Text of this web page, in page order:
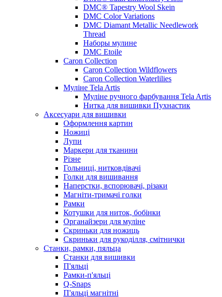
DMC® Tapestry Wool Skein
DMC Color Variations
DMC Diamant Metallic Needlework
Thread
Наборы мулине
DMC Etoile
Caron Collection
Caron Collection Wildflowers
Caron Collection Waterlilies
Муліне Tela Artis
Муліне ручного фарбування Tela Artis
Нитка для вишивки Пухнастик
Аксесуари для вишивки
Оформлення картин
Ножиці
Лупи
Маркери для тканини
Різне
Гольниці, нитковдівачі
Голки для вишивання
Наперстки, вспорювачі, різаки
Магніти-тримачі голки
Рамки
Котушки для ниток, бобінки
Органайзери для муліне
Скриньки для ножиць
Скриньки для рукоділля, смітнички
Станки, рамки, пяльца
Станки для вишивки
П'яльці
Рамки-п'яльці
Q-Snaps
П'яльці магнітні